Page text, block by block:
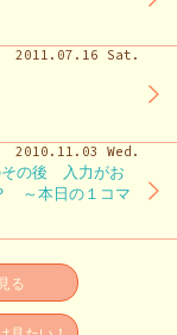
2011.07.16 Sat.
2010.11.03 Wed.
その後 入力がお
～本日の１コマ
る